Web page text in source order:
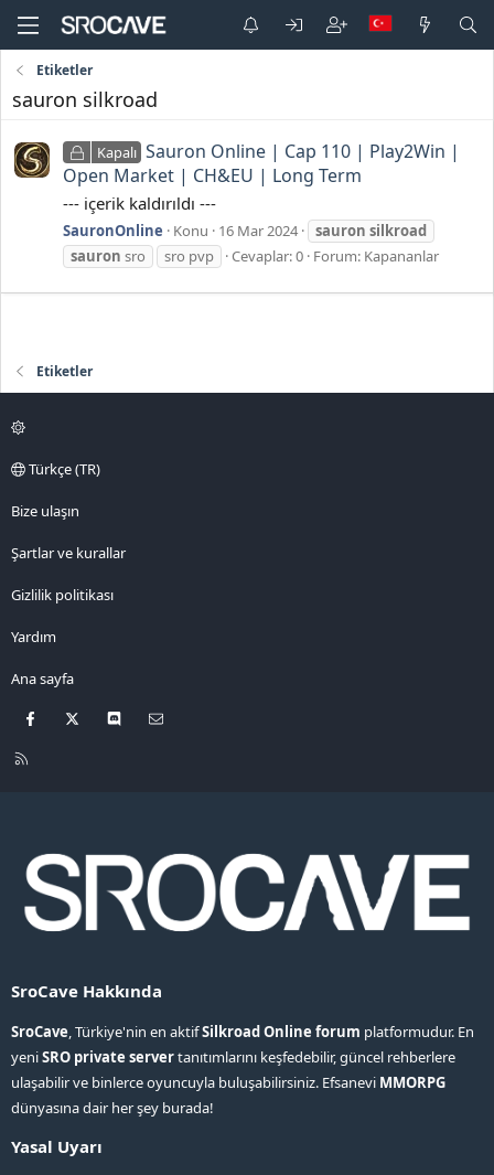
Etiketler
sauron silkroad
Kapalı Sauron Online | Cap 110 | Play2Win |
Open Market | CH&EU | Long Term
--- içerik kaldırıldı ---
SauronOnline Konu 16 Mar 2024 sauron silkroad
sauron sro sro pvp Cevaplar: 0 Forum: Kapananlar
Etiketler
Türkçe (TR)
Bize ulaşın
Şartlar ve kurallar
Gizlilik politikası
Yardım
Ana sayfa
Facebook Discord
R
SroCave Hakkında
SroCave, Türkiye'nin en aktifSilkroad Online forum platformudur. En
yeniSRO private servertanıtımlarını keşfedebilir, güncel rehberlere
ulaşabilir ve binlerce oyuncuyla buluşabilirsiniz. Efsanevi MMORPG
dünyasına dair her şey burada!
Yasal Uyarı